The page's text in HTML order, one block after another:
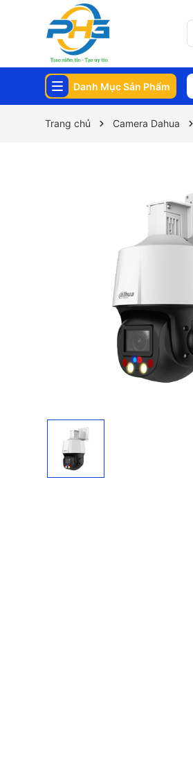
Danh Mục Sản Phẩm
Trang chủ Camera Dahua